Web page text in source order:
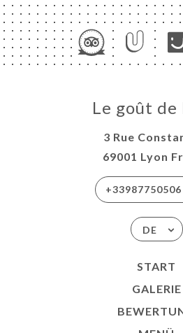
Le goût de
3 Rue
69001 Lyon
+33987750506
DE
START
GALERIE